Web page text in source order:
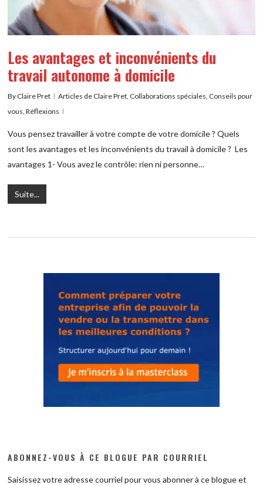
Les avantages et inconvénients du
travail autonome à domicile
By Claire Pret Articles de Claire Pret, Collaborations spéciales, Conseils pour
vous,Réflexions
Vous pensez travailler à votre compte de votre domicile ? Quels
sont les avantages et les inconvénients du travail à domicile ? Les
avantages 1- Vous avez le contrôle: rien ni personne…
Suite...
ABONNEZ-VOUS À CE BLOGUE PAR COURRIEL
Saisissez votre adresse courriel pour vous abonner à ce blogue et